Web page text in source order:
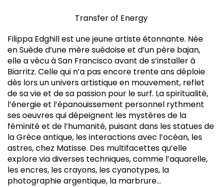
Transfer of Energy
Filippa Edghill est une jeune artiste étonnante. Née
en Suède d’une mère suédoise et d’un père bajan,
elle a vécu à San Francisco avant de s’installer à
Biarritz. Celle qui n’a pas encore trente ans déploie
dès lors un univers artistique en mouvement, reflet
de sa vie et de sa passion pour le surf. La spiritualité,
l’énergie et l’épanouissement personnel rythment
ses oeuvres qui dépeignent les mystères de la
féminité et de l’humanité, puisant dans les statues de
la Grèce antique, les interactions avec l’océan, les
astres, chez Matisse. Des multifacettes qu’elle
explore via diverses techniques, comme l’aquarelle,
les encres, les crayons, les cyanotypes, la
photographie argentique, la marbrure…